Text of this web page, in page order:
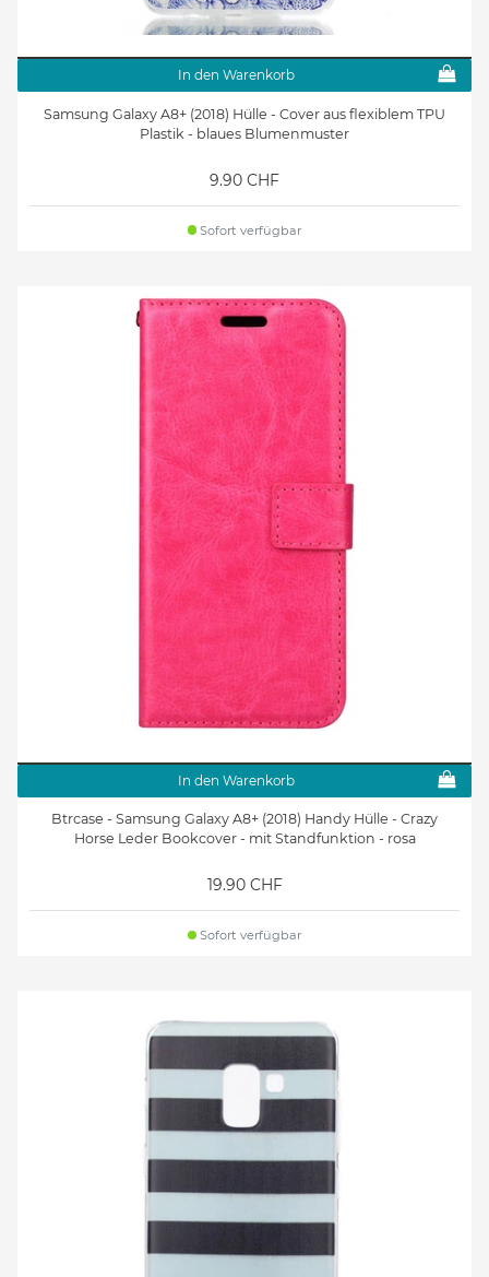
In den Warenkorb
Samsung Galaxy A8+ (2018) Hülle - Cover aus flexiblem TPU
Plastik - blaues Blumenmuster
9.90 CHF
Sofort verfügbar
In den Warenkorb
Btrcase - Samsung Galaxy A8+ (2018) Handy Hülle - Crazy
Horse Leder Bookcover - mit Standfunktion - rosa
19.90 CHF
Sofort verfügbar